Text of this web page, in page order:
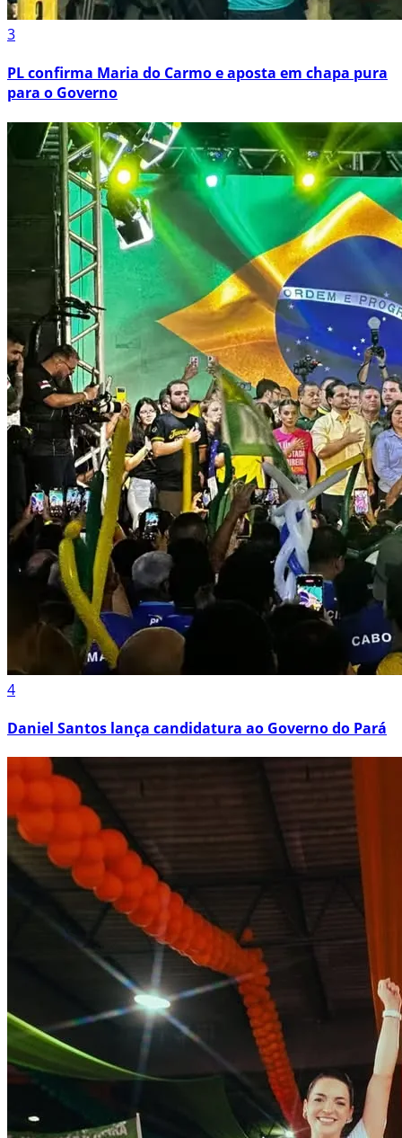
3
PL confirma Maria do Carmo e aposta em chapa pura
para o Governo
4
Daniel Santos lança candidatura ao Governo do Pará